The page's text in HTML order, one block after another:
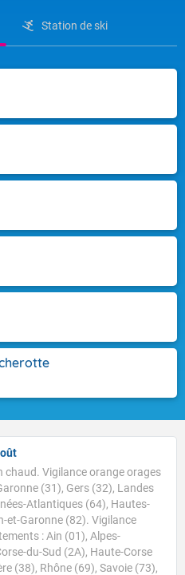
Station de ski
chaud. Vigilance orange orages
(31), Gers (32), Landes
Atlantiques (64), Hautes-
et-Garonne (82). Vigilance
: Ain (01), Alpes-
du-Sud (2A), Haute-Corse
(38), Rhône (69), Savoie (73),